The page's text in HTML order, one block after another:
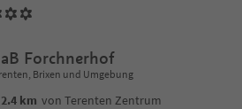
Forchnerhof
Brixen und Umgebung
2.4 km von Terenten Zentrum